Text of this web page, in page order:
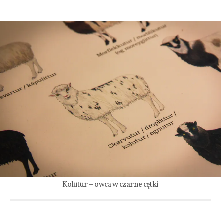
Kolutur – owca w czarne cętki